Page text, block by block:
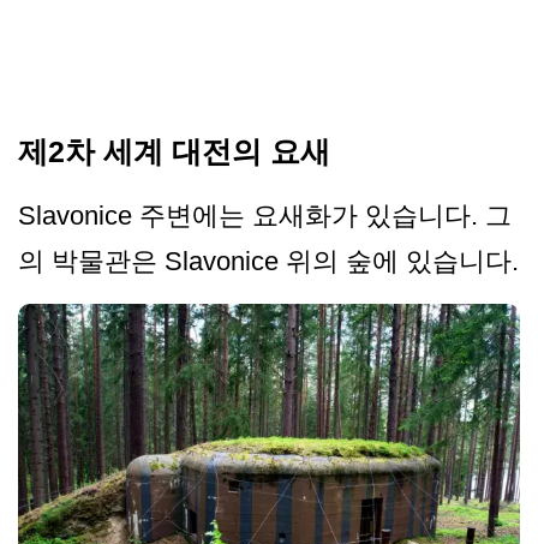
제2차 세계 대전의 요새
Slavonice 주변에는 요새화가 있습니다. 그
의 박물관은 Slavonice 위의 숲에 있습니다.